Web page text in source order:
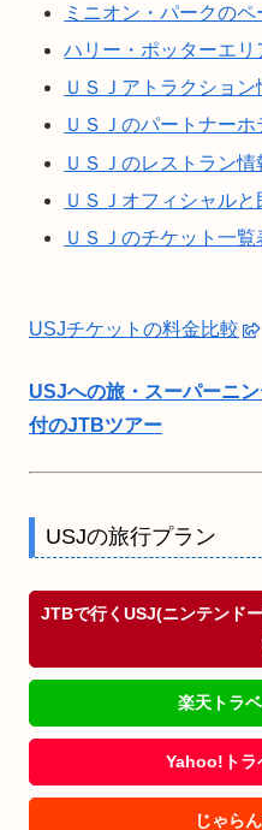
ミニオン・パークのペ
ハリー・ポッターエリ
ＵＳＪアトラクション
ＵＳＪのパートナーホ
ＵＳＪのレストラン情
ＵＳＪオフィシャル
ＵＳＪのチケット一覧
USJチケットの料金比較
USJへの旅・スーパーニ
付のJTBツアー
USJの旅行プラン
JTBで行くUSJ(ニンテンド
楽天トラ
Yahoo!トラ
じゃら